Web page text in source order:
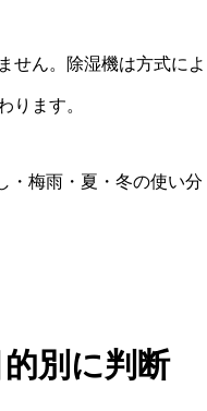
せん。除湿機は方式によ
ります。
・梅雨・夏・冬の使い分
別に判断